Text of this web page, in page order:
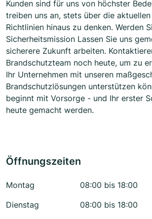
Kunden sind für uns von höchster
treiben uns an, stets über die
Richtlinien hinaus zu denken. Werden
Sicherheitsmission Lassen Sie uns
sicherere Zukunft arbeiten.
Brandschutzteam noch heute, um zu
Ihr Unternehmen mit unseren
Brandschutzlösungen unterstützen
beginnt mit Vorsorge - und Ihr erster
heute gemacht werden.
Öffnungszeiten
Montag
08:00 bis 18:00
Dienstag
08:00 bis 18:00